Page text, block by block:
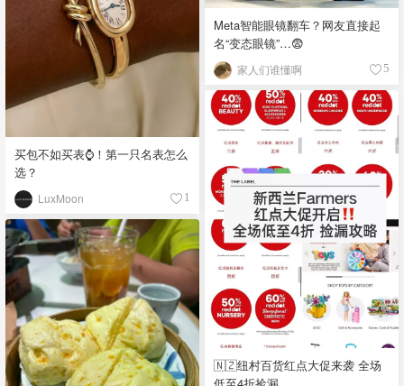
买包不如买表⌚️！第一只名表怎么
选？
LuxMoon 1
Meta智能眼镜翻车？网友直接起
名“变态眼镜”…😨
家人们谁懂啊 5
🇳🇿纽村百货红点大促来袭 全场